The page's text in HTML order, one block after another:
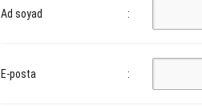
Ad soyad :
E-posta :